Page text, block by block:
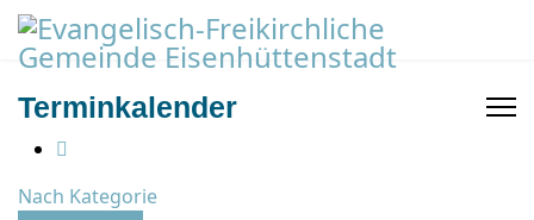
Terminkalender
Nach Kategorie